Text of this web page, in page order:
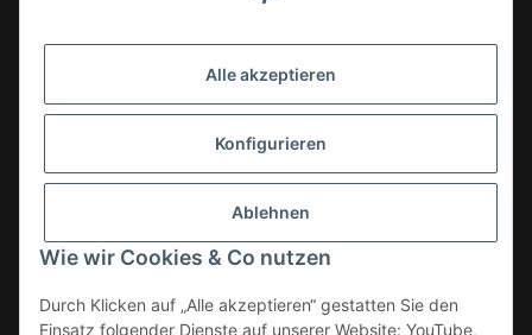
Alle akzeptieren
Konfigurieren
Ablehnen
Wie wir Cookies & Co nutzen
Durch Klicken auf „Alle akzeptieren“ gestatten Sie den
Einsatz folgender Dienste auf unserer Website: YouTube,
24-7en Kioskbedarf GmbH
- Sezer Kahveci & Cengiz Inci
33142 Büren, Deutschland
Kategorien